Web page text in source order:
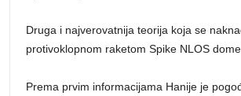
Druga i najverovatnija teorija koja se
protivoklopnom raketom Spike NLOS
Prema prvim informacijama Hanije je